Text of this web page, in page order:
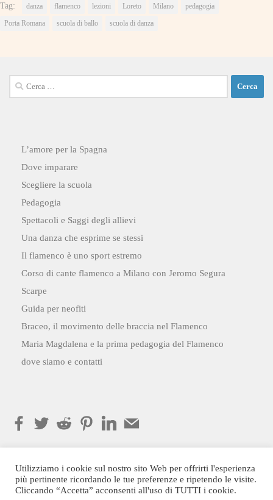
Tag: danza flamenco lezioni Loreto Milano
pedagogia
Porta Romana
scuola di ballo scuola di danza
Ricerca
per:
L’amore per la Spagna
Dove imparare
Scegliere la scuola
Pedagogia
Spettacoli e Saggi degli allievi
Una danza che esprime se stessi
Il flamenco è uno sport estremo
Corso di cante flamenco a Milano con Jeromo Segura
Scarpe
Guida per neofiti
Braceo, il movimento delle braccia nel Flamenco
Maria Magdalena e la prima pedagogia del Flamenco
dove siamo e contatti
Utilizziamo i cookie sul nostro sito Web per offrirti l'esperienza
più pertinente ricordando le tue preferenze e ripetendo le visite.
Cliccando “Accetta” acconsenti all'uso di TUTTI i cookie.